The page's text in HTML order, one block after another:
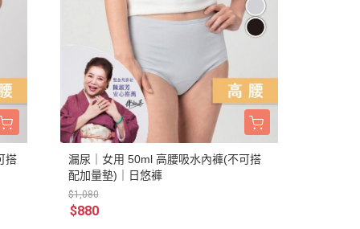
搭
漏尿｜女用 50ml 高腰吸水內褲(不可搭
配加量墊)｜日悠褲
$1,080
$880